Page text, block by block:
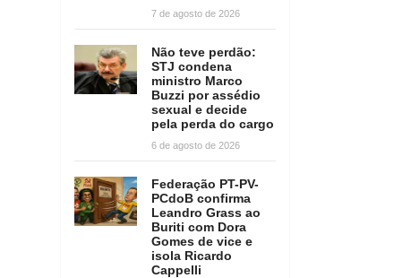
7 de agosto de 2026
Não teve perdão:
STJ condena
ministro Marco
Buzzi por assédio
sexual e decide
pela perda do cargo
6 de agosto de 2026
Federação PT-PV-
PCdoB confirma
Leandro Grass ao
Buriti com Dora
Gomes de vice e
isola Ricardo
Cappelli